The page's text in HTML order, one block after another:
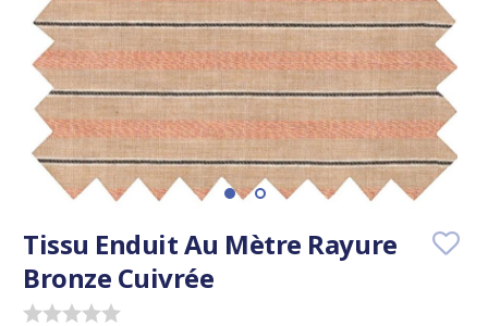
Tissu Enduit Au Mètre Rayure
Bronze Cuivrée